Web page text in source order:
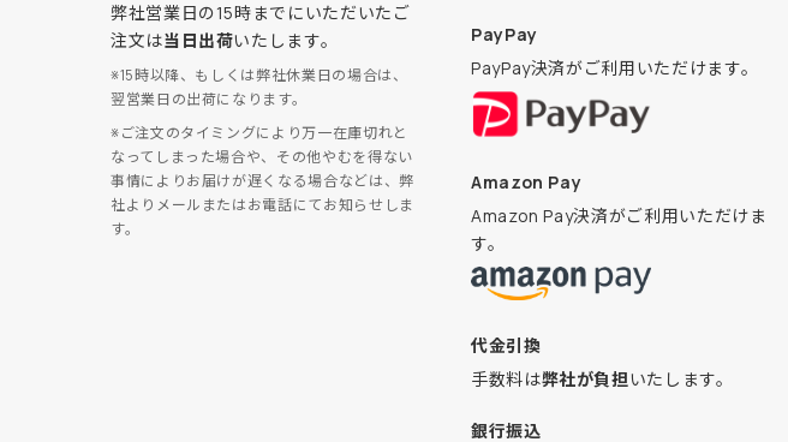
弊社営業日の15時までにいただいたご
注文は当日出荷いたします。
※15時以降、もしくは弊社休業日の場合は、
翌営業日の出荷になります。
※ご注文のタイミングにより万一在庫切れと
なってしまった場合や、その他やむを得ない
事情によりお届けが遅くなる場合などは、弊
社よりメールまたはお電話にてお知らせしま
す。
PayPay
PayPay決済がご利用いただけます。
Amazon Pay
Amazon Pay決済がご利用いただけま
す。
代金引換
手数料は弊社が負担いたします。
銀行振込